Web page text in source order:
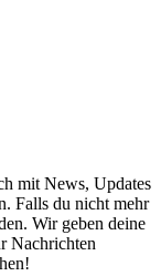
mit News, Updates
Falls du nicht mehr
Wir geben deine
Nachrichten